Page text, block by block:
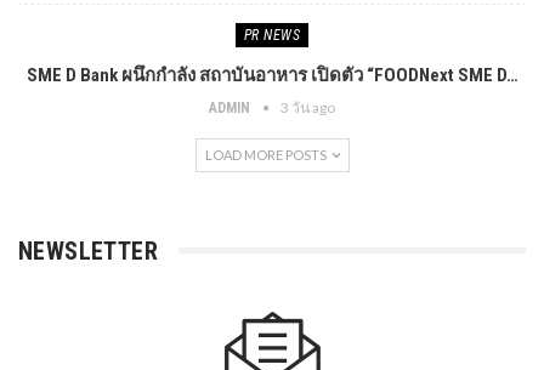
PR​ NEWS
SME D Bank ผนึกกำลัง สถาบันอาหาร เปิดตัว “FOODNext SME D…
ADMIN 3 วัน ago
LOAD MORE POSTS
NEWSLETTER